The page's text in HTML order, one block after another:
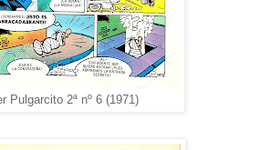
Pulgarcito 2ª nº 6 (1971)